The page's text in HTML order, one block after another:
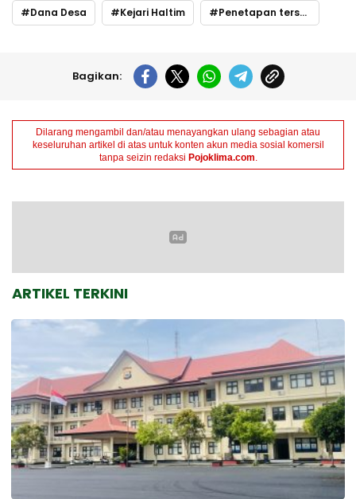
Dana Desa Kejari Haltim Penetapan tersangka
Bagikan:
Dilarang mengambil dan/atau menayangkan ulang sebagian atau
keseluruhan artikel di atas untuk konten akun media sosial komersil
tanpa seizin redaksi Pojoklima.com.
ARTIKEL TERKINI